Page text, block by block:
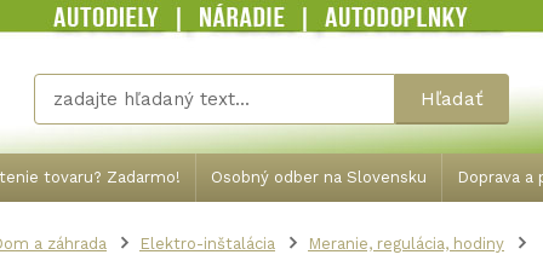
tovaru? Zadarmo! Osobný odber na Slovensku Doprava a
Hľadať
a záhrada Elektro-inštalácia Meranie, regulácia, hodiny